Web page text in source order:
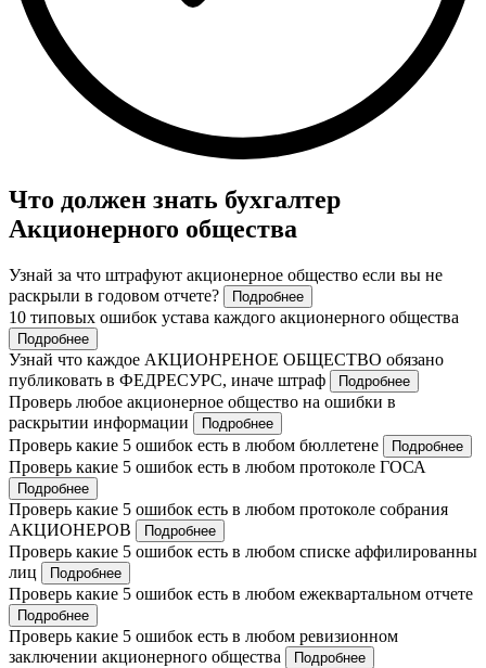
Что должен знать бухгалтер
Акционерного общества
Узнай за что штрафуют акционерное общество если вы не
раскрыли в годовом отчете?
Подробнее
10 типовых ошибок устава каждого акционерного общества
Подробнее
Узнай что каждое АКЦИОНРЕНОЕ ОБЩЕСТВО обязано
публиковать в ФЕДРЕСУРС, иначе штраф
Подробнее
Проверь любое акционерное общество на ошибки в
раскрытии информации
Подробнее
Проверь какие 5 ошибок есть в любом бюллетене Подробнее
Проверь какие 5 ошибок есть в любом протоколе ГОСА
Подробнее
Проверь какие 5 ошибок есть в любом протоколе собрания
АКЦИОНЕРОВ
Подробнее
Проверь какие 5 ошибок есть в любом списке аффилированны
лиц
Подробнее
Проверь какие 5 ошибок есть в любом ежеквартальном отчете
Подробнее
Проверь какие 5 ошибок есть в любом ревизионном
заключении акционерного общества
Подробнее